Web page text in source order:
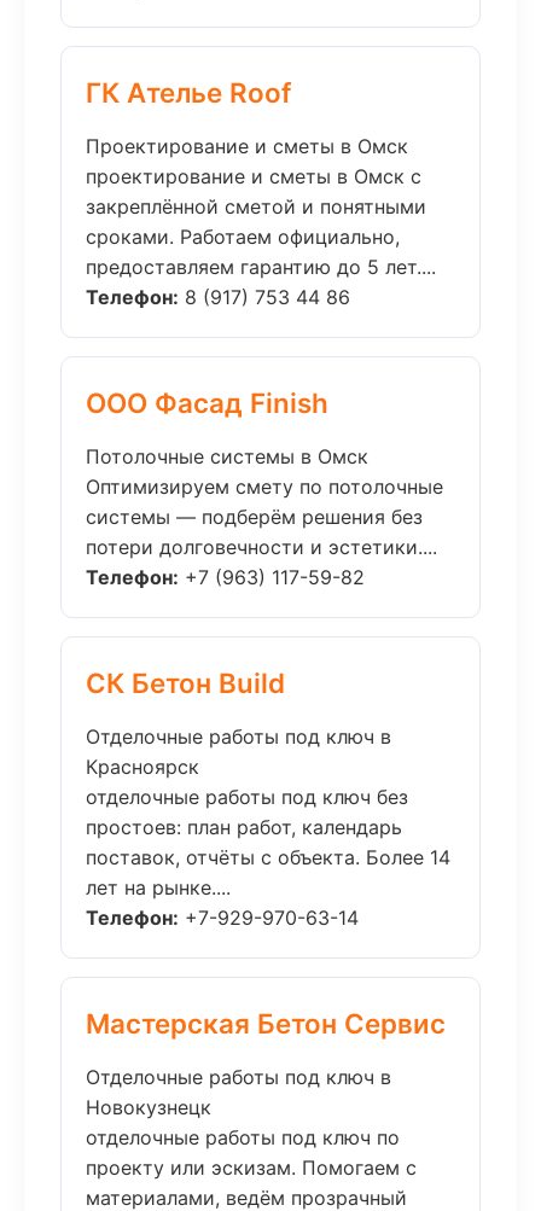
ГК Ателье Roof
Проектирование и сметы в Омск
проектирование и сметы в Омск с
закреплённой сметой и понятными
сроками. Работаем официально,
предоставляем гарантию до 5 лет....
Телефон: 8 (917) 753 44 86
ООО Фасад Finish
Потолочные системы в Омск
Оптимизируем смету по потолочные
системы — подберём решения без
потери долговечности и эстетики....
Телефон: +7 (963) 117-59-82
СК Бетон Build
Отделочные работы под ключ в
Красноярск
отделочные работы под ключ без
простоев: план работ, календарь
поставок, отчёты с объекта. Более 14
лет на рынке....
Телефон: +7-929-970-63-14
Мастерская Бетон Сервис
Отделочные работы под ключ в
Новокузнецк
отделочные работы под ключ по
проекту или эскизам. Помогаем с
материалами, ведём прозрачный